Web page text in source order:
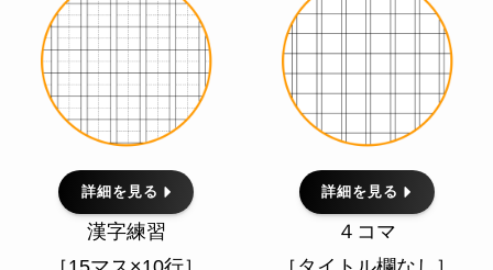
詳細を見る 詳細を見る
漢字練習
４コマ